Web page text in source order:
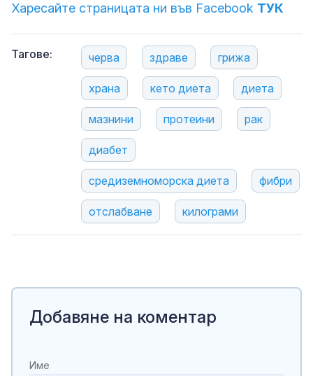
Харесайте страницата ни във Facebook ТУК
Тагове: черва здраве грижа
храна кето диета диета
мазнини протеини рак
диабет
средиземноморска диета фибри
отслабване килограми
Добавяне на коментар